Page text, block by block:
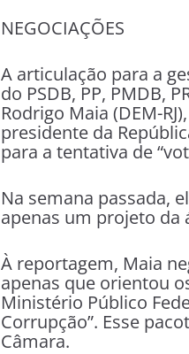
NEGOCIAÇÕES
A articulação para a
do PSDB, PP, PMDB,
Rodrigo Maia (DEM-
presidente da
para a tentativa de
Na semana passada,
apenas um projeto da
À reportagem, Maia
apenas que orientou
Ministério Público
Corrupção”. Esse
Câmara.